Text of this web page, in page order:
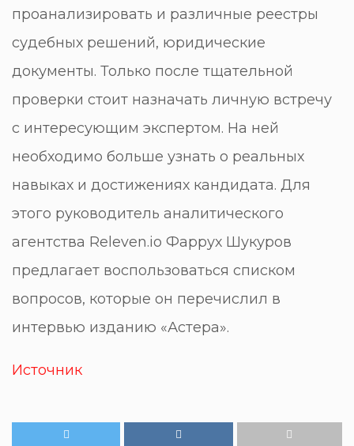
проанализировать и различные реестры
судебных решений, юридические
документы. Только после тщательной
проверки стоит назначать личную встречу
с интересующим экспертом. На ней
необходимо больше узнать о реальных
навыках и достижениях кандидата. Для
этого руководитель аналитического
агентства Releven.io Фаррух Шукуров
предлагает воспользоваться списком
вопросов, которые он перечислил в
интервью изданию «Астера».
Источник